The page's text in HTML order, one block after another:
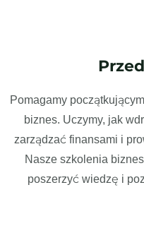
Pomagamy
biznes. Uczymy, jak
zarządzać finansami i
Nasze szkolenia
poszerzyć wiedzę i